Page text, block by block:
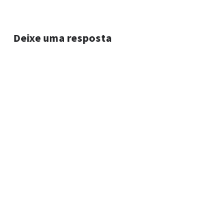
Deixe uma resposta